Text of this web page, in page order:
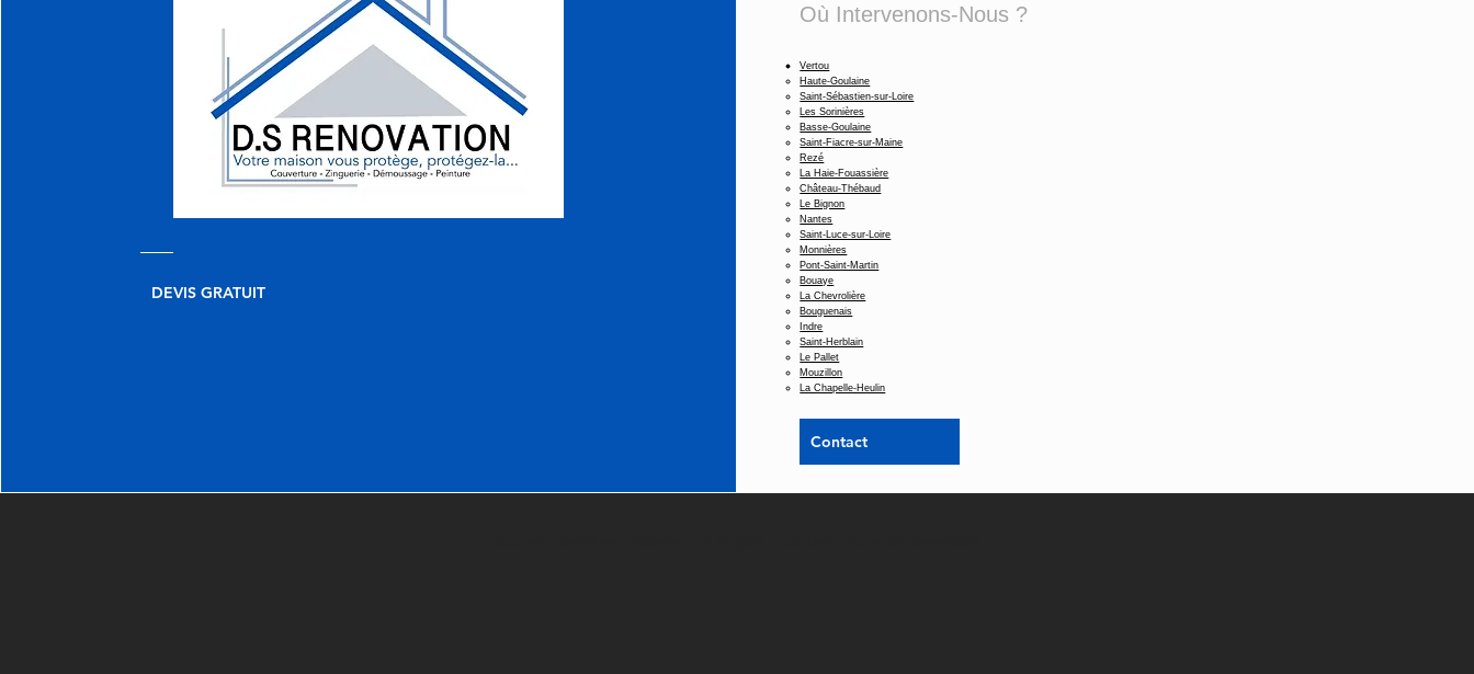
DEVIS GRATUIT
Où Intervenons-Nous ?
Vertou
Haute-Goulaine
Saint-Sébastien-sur-Loire
Les Sorinières
Basse-Goulaine
Saint-Fiacre-sur-Maine
Rezé
La Haie-Fouassière
Château-Thébaud
Le Bignon
Nantes
Saint-Luce-sur-Loire
Monnières
Pont-Saint-Martin
Bouaye
La Chevrolière
Bouguenais
Indre
Saint-Herblain
Le Pallet
Mouzillon
La Chapelle-Heulin
Contact